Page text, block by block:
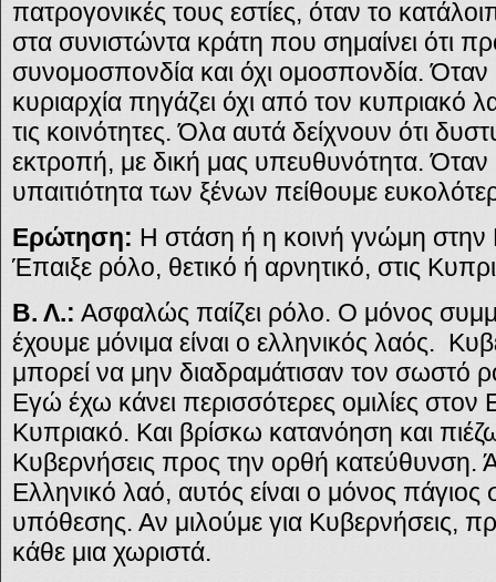
πατρογονικές τους εστίες, όταν το
στα συνιστώντα κράτη που σημαίνει ότι
συνομοσπονδία και όχι ομοσπονδία.
κυριαρχία πηγάζει όχι από τον
τις κοινότητες. Όλα αυτά δείχνουν ότι
εκτροπή, με δική μας υπευθυνότητα. Όταν
υπαιτιότητα των ξένων πείθουμε
Ερώτηση: Η στάση ή η κοινή γνώμη στην
Έπαιξε ρόλο, θετικό ή αρνητικό, στις
Β. Λ.: Ασφαλώς παίζει ρόλο. Ο μόνος
έχουμε μόνιμα είναι ο ελληνικός λαός.
μπορεί να μην διαδραμάτισαν τον σωστό
Εγώ έχω κάνει περισσότερες ομιλίες
Κυπριακό. Και βρίσκω κατανόηση και
Κυβερνήσεις προς την ορθή κατεύθυνση.
Ελληνικό λαό, αυτός είναι ο μόνος
υπόθεσης. Αν μιλούμε για Κυβερνήσεις,
κάθε μια χωριστά.